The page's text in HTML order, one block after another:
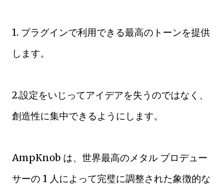
1. プラグインで利用できる最高のトーンを提供
します。
2.設定をいじってアイデアを失うのではなく、
創造性に集中できるようにします。
AmpKnob は、世界最高のメタル プロデュー
サーの 1 人によって完璧に調整された象徴的な